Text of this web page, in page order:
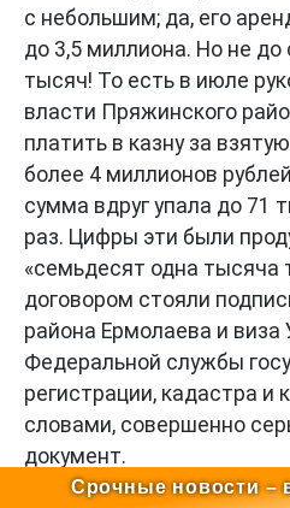
с небольшим; да, его
до 3,5 миллиона. Но не
тысяч! То есть в июле
власти Пряжинского
платить в казну за
более 4 миллионов
сумма вдруг упала до 71
раз. Цифры эти были
«семьдесят одна тысяча
договором стояли
района Ермолаева и виза
Федеральной службы
регистрации, кадастра и
словами, совершенно
документ.
Срочные новости –